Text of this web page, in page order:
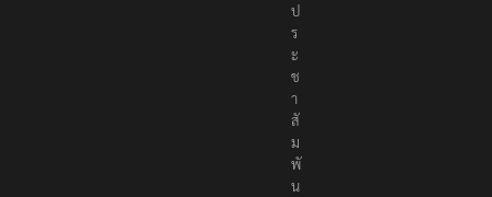
ป
ร
ะ
ช
า
สั
ม
พั
น